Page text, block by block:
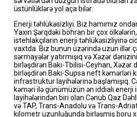
üstünlüklərə yol aça bilər.
Enerji təhlükəsizliyi. Biz hamımız
Yaxın Şərqdəki böhran bir çox
istehlakçıların enerji təhlükəsizliyinə
vaxtda. Biz bunun üzərində uzun illər
sərmayələr yatırmışıq və Xəzər
birləşdirən Bakı-Tbilisi-Ceyhan, Xəzər
birləşdirən Bakı-Supsa neft kəmərləri
infrastruktur layihələrinə başlamışıq.
kəməri ilə günümüzün ən iddialı
layihələrindən biri olan Cənub Qaz
və TAP, Trans-Anadolu və Trans-
kilometr uzunluğunda birləşmiş boru